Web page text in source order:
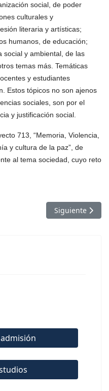
social, de poder
culturales y
literaria y artísticas;
humanos, de educación;
social y ambiental, de las
temas más. Temáticas
y estudiantes
Estos tópicos no son ajenos
sociales, son por el
y justificación social.
713, “Memoria, Violencia,
y cultura de la paz”, de
al tema sociedad, cuyo reto
Artículo
Siguiente